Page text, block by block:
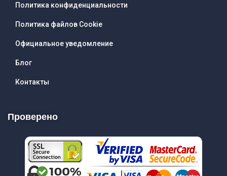
Политика конфиденциальности
Политика файлов Cookie
Официальное уведомление
Блог
Контакты
Проверено